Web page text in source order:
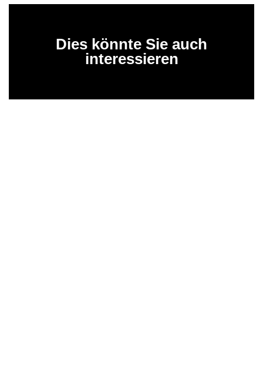
Dies könnte Sie auch
interessieren